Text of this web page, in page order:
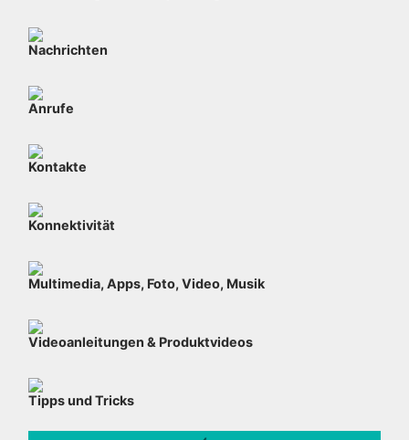
Nachrichten
Anrufe
Kontakte
Konnektivität
Multimedia, Apps, Foto, Video, Musik
Videoanleitungen & Produktvideos
Tipps und Tricks